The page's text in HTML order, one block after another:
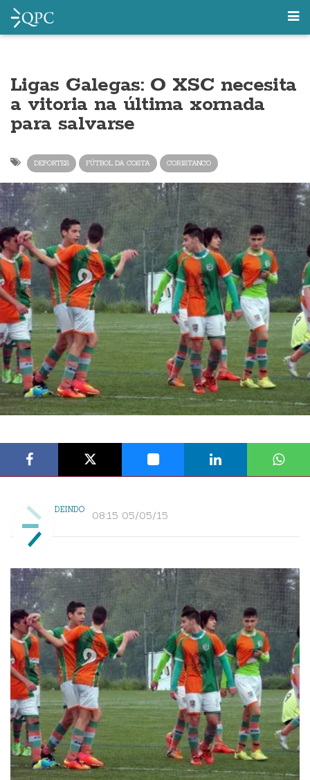
Ligas Galegas: O XSC necesita
a vitoria na última xornada
para salvarse
DEPORTES FÚTBOL DA COSTA CORISTANCO
DEINDO 08:15 05/05/15